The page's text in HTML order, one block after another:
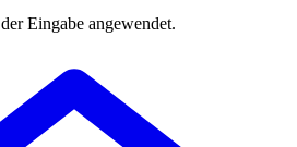
Eingabe angewendet.